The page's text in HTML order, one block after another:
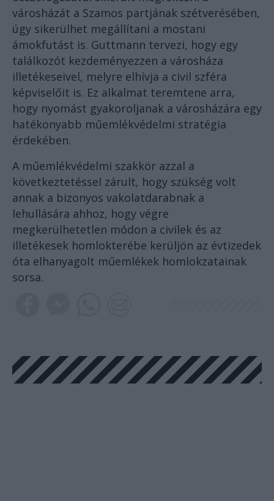
városházát a Szamos partjának szétverésében,
úgy sikerülhet megállítani a mostani
ámokfutást is. Guttmann tervezi, hogy egy
találkozót kezdeményezzen a városháza
illetékeseivel, melyre elhívja a civil szféra
képviselőit is. Ez alkalmat teremtene arra,
hogy nyomást gyakoroljanak a városházára egy
hatékonyabb műemlékvédelmi stratégia
érdekében.
A műemlékvédelmi szakkör azzal a
következtetéssel zárult, hogy szükség volt
annak a bizonyos vakolatdarabnak a
lehullására ahhoz, hogy végre
megkerülhetetlen módon a civilek és az
illetékesek homlokterébe kerüljön az évtizedek
óta elhanyagolt műemlékek homlokzatainak
sorsa.